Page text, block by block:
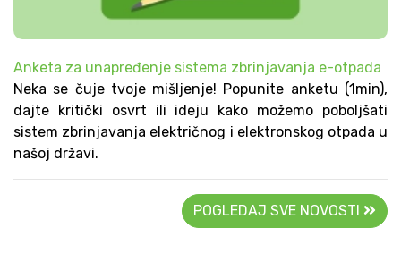
Anketa za unapređenje sistema zbrinjavanja e-otpada
Neka se čuje tvoje mišljenje! Popunite anketu (1min),
dajte kritički osvrt ili ideju kako možemo poboljšati
sistem zbrinjavanja električnog i elektronskog otpada u
našoj državi.
POGLEDAJ SVE NOVOSTI